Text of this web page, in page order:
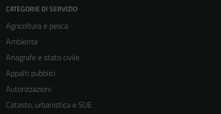
CATEGORIE DI SERVIZIO
Agricoltura e pesca
Ambiente
Anagrafe e stato civile
Appalti pubblici
Autorizzazioni
Catasto, urbanistica e SUE